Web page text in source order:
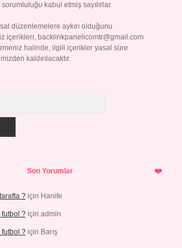
kabul etmiş sayılırlar.
düzenlemelere aykırı olduğunu
içerikleri, backlinkpanelicomtr@gmail.com
halinde, ilgili içerikler yasal süre
kaldırılacaktır.
Son Yorumlar
?için Hanife
futbol ?için admin
futbol ?için Barış